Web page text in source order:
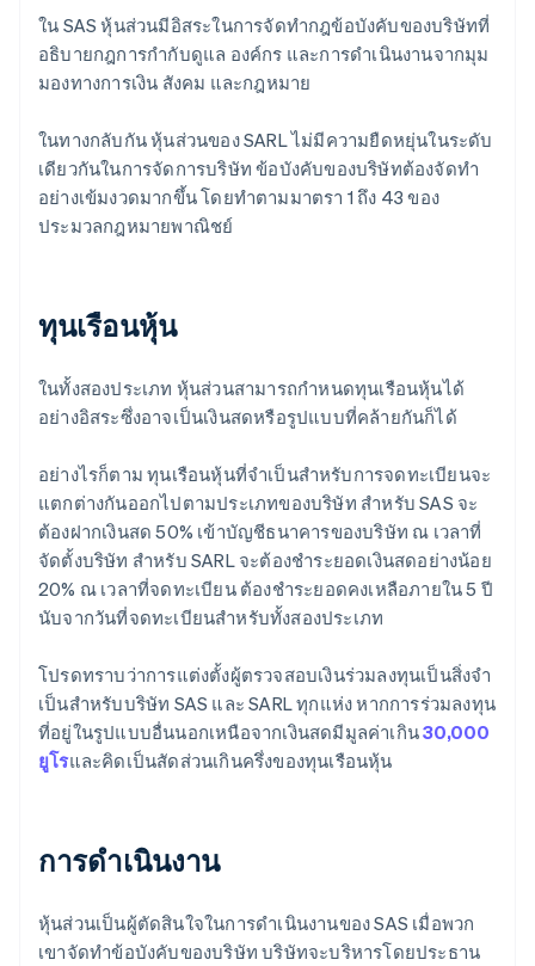
ใน SAS หุ้นส่วนมีอิสระในการจัดทำกฎข้อบังคับของบริษัทที่
อธิบายกฎการกํากับดูแล องค์กร และการดําเนินงานจากมุม
มองทางการเงิน สังคม และกฎหมาย
ในทางกลับกัน หุ้นส่วนของ SARL ไม่มีความยืดหยุ่นในระดับ
เดียวกันในการจัดการบริษัท ข้อบังคับของบริษัทต้องจัดทํา
อย่างเข้มงวดมากขึ้น โดยทำตามมาตรา 1 ถึง 43 ของ
ประมวลกฎหมายพาณิชย์
ทุนเรือนหุ้น
ในทั้งสองประเภท หุ้นส่วนสามารถกําหนดทุนเรือนหุ้นได้
อย่างอิสระซึ่งอาจเป็นเงินสดหรือรูปแบบที่คล้ายกันก็ได้
อย่างไรก็ตาม ทุนเรือนหุ้นที่จำเป็นสำหรับการจดทะเบียนจะ
แตกต่างกันออกไปตามประเภทของบริษัท สําหรับ SAS จะ
ต้องฝากเงินสด 50% เข้าบัญชีธนาคารของบริษัท ณ เวลาที่
จัดตั้งบริษัท สําหรับ SARL จะต้องชําระยอดเงินสดอย่างน้อย
20% ณ เวลาที่จดทะเบียน ต้องชําระยอดคงเหลือภายใน 5 ปี
นับจากวันที่จดทะเบียนสำหรับทั้งสองประเภท
โปรดทราบว่าการแต่งตั้งผู้ตรวจสอบเงินร่วมลงทุนเป็นสิ่งจํา
เป็นสําหรับบริษัท SAS และ SARL ทุกแห่ง หากการร่วมลงทุน
ที่อยู่ในรูปแบบอื่นนอกเหนือจากเงินสดมีมูลค่าเกิน30,000
ยูโรและคิดเป็นสัดส่วนเกินครึ่งของทุนเรือนหุ้น
การดําเนินงาน
หุ้นส่วนเป็นผู้ตัดสินใจในการดําเนินงานของ SAS เมื่อพวก
เขาจัดทําข้อบังคับของบริษัท บริษัทจะบริหารโดยประธาน